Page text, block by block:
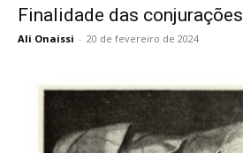
Finalidade das conjurações
Ali Onaissi - 20 de fevereiro de 2024